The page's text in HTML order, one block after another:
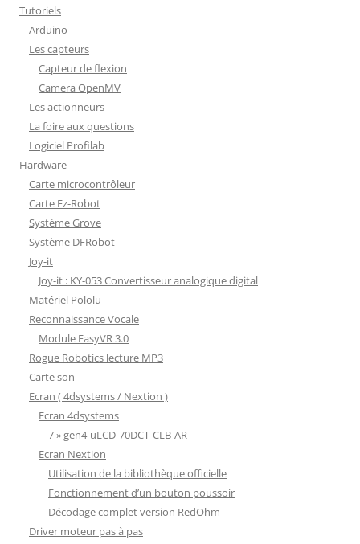
Tutoriels
Arduino
Les capteurs
Capteur de flexion
Camera OpenMV
Les actionneurs
La foire aux questions
Logiciel Profilab
Hardware
Carte microcontrôleur
Carte Ez-Robot
Système Grove
Système DFRobot
Joy-it
Joy-it : KY-053 Convertisseur analogique digital
Matériel Pololu
Reconnaissance Vocale
Module EasyVR 3.0
Rogue Robotics lecture MP3
Carte son
Ecran ( 4dsystems / Nextion )
Ecran 4dsystems
7 » gen4-uLCD-70DCT-CLB-AR
Ecran Nextion
Utilisation de la bibliothèque officielle
Fonctionnement d’un bouton poussoir
Décodage complet version RedOhm
Driver moteur pas à pas